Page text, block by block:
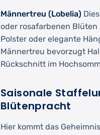
Männertreu (Lobelia)
oder rosafarbenen
Polster oder elegante
Männertreu bevorzugt
Rückschnitt im
Saisonale
Blütenpracht
Hier kommt das